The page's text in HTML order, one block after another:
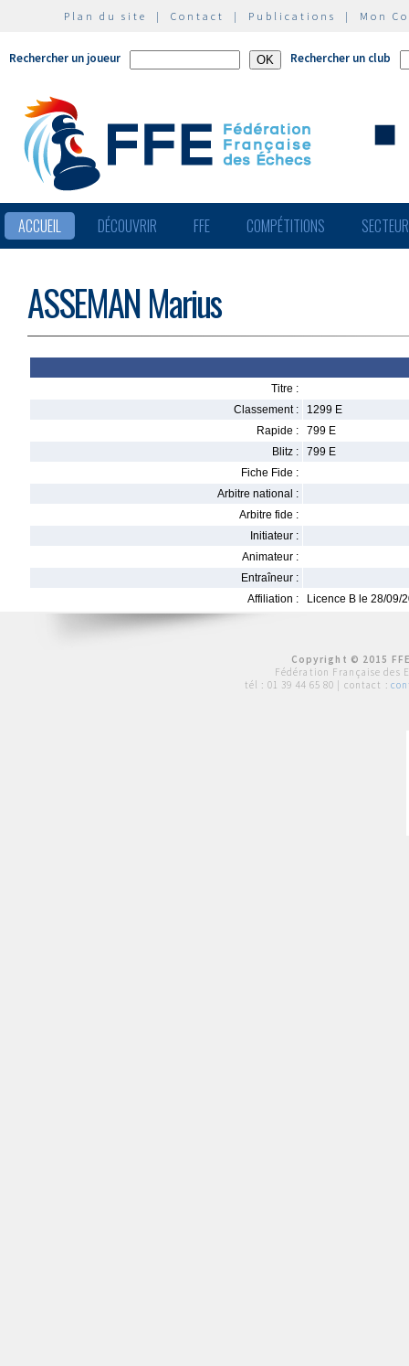
Plan du site | Contact | Publications | Mon
Rechercher un joueur Rechercher un club
ACCUEIL DÉCOUVRIR FFE COMPÉTITIONS
ASSEMAN Marius
Titre :
Classement :
1299 E
Rapide :
799 E
Blitz :
799 E
Fiche Fide :
Arbitre national :
Arbitre fide :
Initiateur :
Animateur :
Entraîneur :
Affiliation :
Licence B le 28/09/
Copyright © 2015
Fédération Française des
tél : 01 39 44 65 80 | contact :